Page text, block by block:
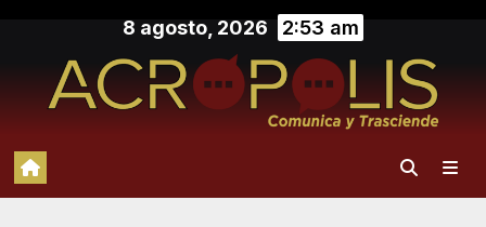
contenido
8 agosto, 2026 2:53 am